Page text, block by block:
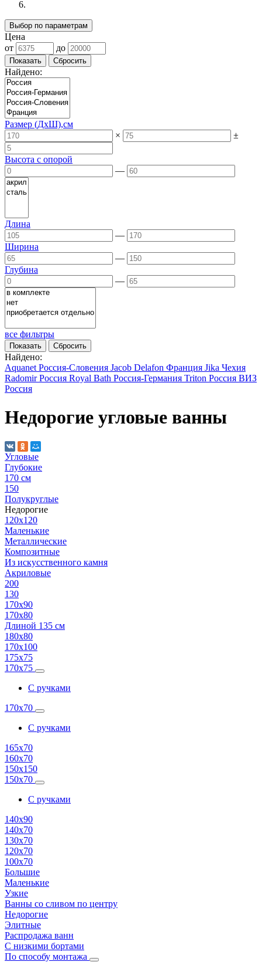
Выбор по параметрам
Цена
от
до
Найдено:
Размер (ДхШ),см
×
±
Высота с опорой
—
Длина
—
Ширина
—
Глубина
—
все фильтры
Найдено:
Aquanet Россия-Словения Jacob Delafon Франция Jika Чехия
RadomirРоссия Royal Bath Россия-Германия Triton Россия ВИЗ
Россия
Недорогие угловые ванны
Угловые
Глубокие
170 см
150
Полукруглые
Недорогие
120х120
Маленькие
Металлические
Композитные
Из искусственного камня
Акриловые
200
130
170х90
170х80
Длиной 135 см
180х80
170х100
175х75
170х75
С ручками
170х70
С ручками
165х70
160х70
150х150
150х70
С ручками
140х90
140х70
130х70
120х70
100х70
Большие
Маленькие
Узкие
Ванны со сливом по центру
Недорогие
Элитные
Распродажа ванн
С низкими бортами
По способу монтажа